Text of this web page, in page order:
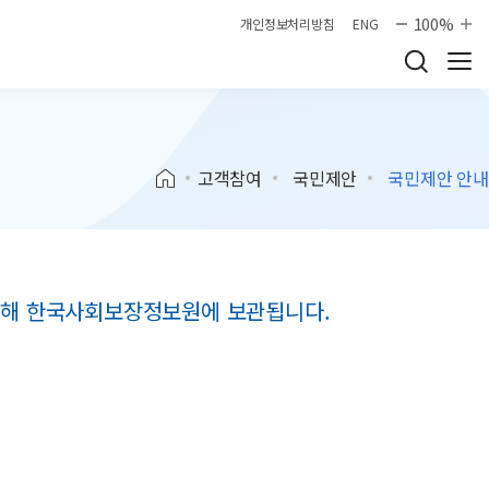
개인정보처리방침 ENG 100%
고객참여 국민제안 국민제안 안내
한국사회보장정보원에 보관됩니다.